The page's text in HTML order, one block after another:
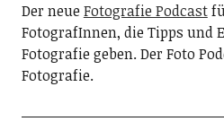
Der neueFotografie Podcast
FotografInnen, die Tipps und
Fotografie geben. Der Foto
Fotografie.